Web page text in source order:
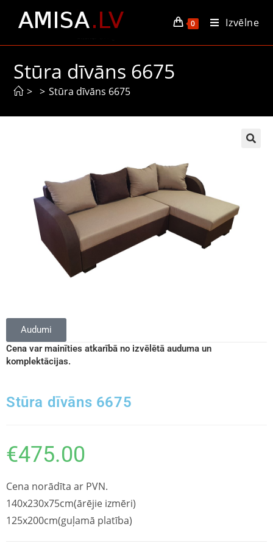
0 Izvēlne
Stūra dīvāns 6675
> > Stūra dīvāns 6675
Audumi
Cena var mainīties atkarībā no izvēlētā auduma un
komplektācijas.
Stūra dīvāns 6675
€475.00
Cena norādīta ar PVN.
140x230x75cm(ārējie izmēri)
125x200cm(guļamā platība)